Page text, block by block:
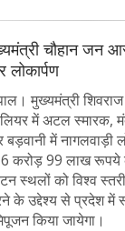
चौहान जन
लोकार्पण
मुख्यमंत्री
में अटल स्मारक,
में
करोड़ 99 लाख रूपये
स्थलों को विश्व
के उद्देश्य से प्रदेश में
किया जायेगा।